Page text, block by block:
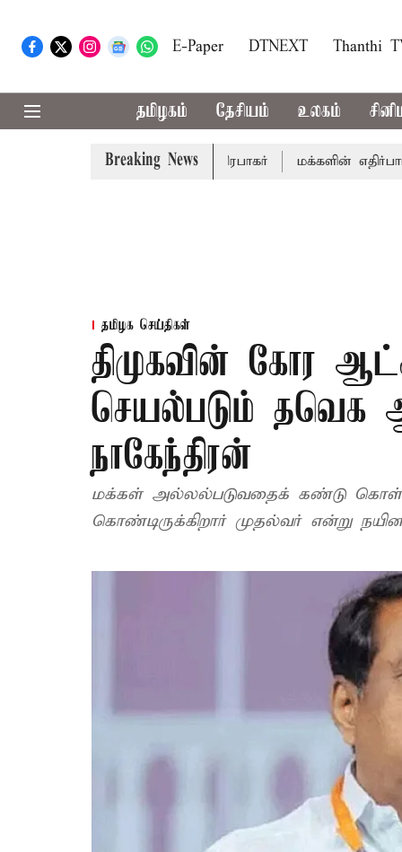
E-Paper DTNEXT Thanthi
தமிழகம் தேசியம் உலகம்
Breaking News
ஜே.சி.டி.பிரபாகர் மக்களின் எதிர்பார்ப்பை
தமிழக செய்திகள்
திமுகவின் கோர
செயல்படும் தவெக
நாகேந்திரன்
மக்கள் அல்லல்படுவதைக் கண்டு
கொண்டிருக்கிறார் முதல்வர் என்று